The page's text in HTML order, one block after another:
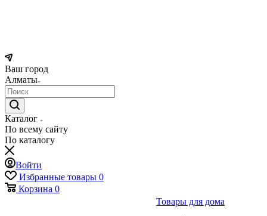
Ваш город
Алматы
Каталог
По всему сайту
По каталогу
Войти
Избранные товары 0
Корзина 0
Товары для дома